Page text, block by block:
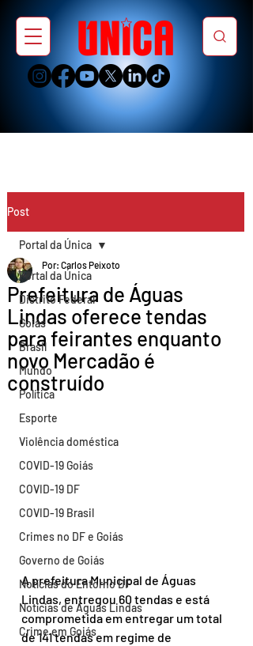
Post
Portal da Única
Distrito Federal
Goiás
Brasil
Mundo
Política
Esporte
Violência doméstica
COVID-19 Goiás
COVID-19 DF
COVID-19 Brasil
Crimes no DF e Goiás
Governo de Goiás
Notícias do Entorno DF
Notícias de Águas Lindas
Crime em Goiás
Portal da Única
Prefeitura de Águas
Lindas oferece tendas
para feirantes enquanto
novo Mercadão é
construído
Por: Carlos Peixoto
A prefeitura Municipal de Águas
Lindas, entregou 60 tendas e está
comprometida em entregar um total
de 141 tendas em regime de